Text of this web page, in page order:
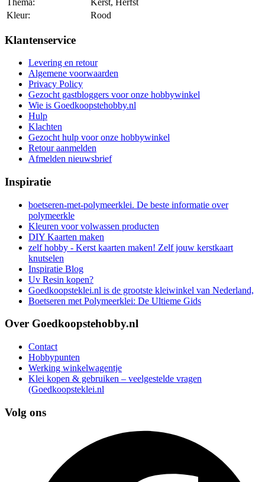
Kleur:
Rood
Klantenservice
Levering en retour
Algemene voorwaarden
Privacy Policy
Gezocht gastbloggers voor onze hobbywinkel
Wie is Goedkoopstehobby.nl
Hulp
Klachten
Gezocht hulp voor onze hobbywinkel
Retour aanmelden
Afmelden nieuwsbrief
Inspiratie
boetseren-met-polymeerklei. De beste informatie over
polymeerkle
Kleuren voor volwassen producten
DIY Kaarten maken
zelf hobby - Kerst kaarten maken! Zelf jouw kerstkaart
knutselen
Inspiratie Blog
Uv Resin kopen?
Goedkoopsteklei.nl is de grootste kleiwinkel van Nederland,
Boetseren met Polymeerklei: De Ultieme Gids
Over Goedkoopstehobby.nl
Contact
Hobbypunten
Werking winkelwagentje
Klei kopen & gebruiken – veelgestelde vragen
(Goedkoopsteklei.nl
Volg ons